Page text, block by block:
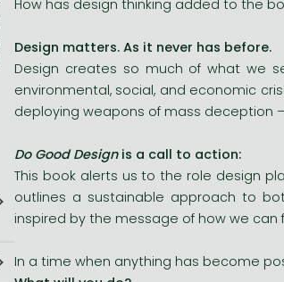
How has design thinking added to the
Design matters. As it never has before.
Design creates so much of what we
environmental, social, and economic
deploying weapons of mass deception
Do Good Design is a call to action:
This book alerts us to the role design
outlines a sustainable approach to
inspired by the message of how we
In a time when anything has become